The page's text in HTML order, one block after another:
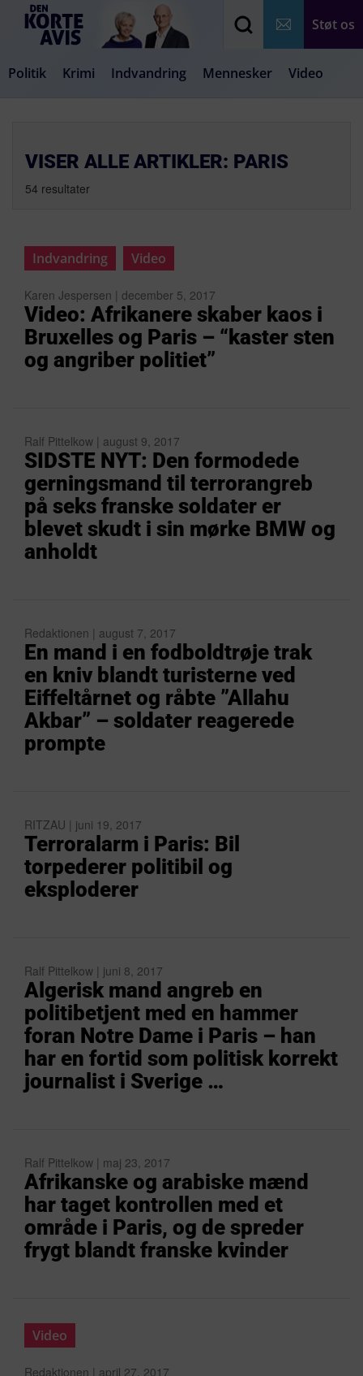
Støt os
Politik Krimi Indvandring Mennesker Video
VISER ALLE ARTIKLER: PARIS
54 resultater
Indvandring Video
Karen Jespersen | december 5, 2017
Video: Afrikanere skaber kaos i
Bruxelles og Paris – “kaster sten
og angriber politiet”
Ralf Pittelkow | august 9, 2017
SIDSTE NYT: Den formodede
gerningsmand til terrorangreb
på seks franske soldater er
blevet skudt i sin mørke BMW og
anholdt
Redaktionen | august 7, 2017
En mand i en fodboldtrøje trak
en kniv blandt turisterne ved
Eiffeltårnet og råbte ”Allahu
Akbar” – soldater reagerede
prompte
RITZAU | juni 19, 2017
Terroralarm i Paris: Bil
torpederer politibil og
eksploderer
Ralf Pittelkow | juni 8, 2017
Algerisk mand angreb en
politibetjent med en hammer
foran Notre Dame i Paris – han
har en fortid som politisk korrekt
journalist i Sverige …
Ralf Pittelkow | maj 23, 2017
Afrikanske og arabiske mænd
har taget kontrollen med et
område i Paris, og de spreder
frygt blandt franske kvinder
Video
Redaktionen | april 27, 2017